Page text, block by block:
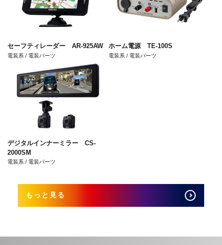
セーフティレーダー AR-925AW
電装系 / 電装パーツ
ホーム電源 TE-100S
電装系 / 電装パーツ
デジタルインナーミラー CS-
2000SM
電装系 / 電装パーツ
もっと見る